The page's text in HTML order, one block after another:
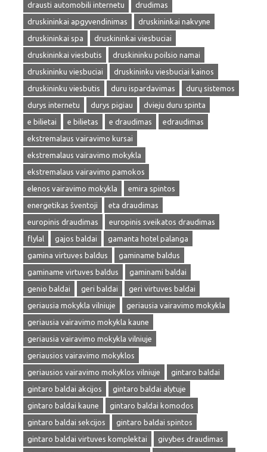
drausti automobili internetu
drudimas
druskininkai apgyvendinimas
druskininkai nakvyne
druskininkai spa
druskininkai viesbuciai
druskininkai viesbutis
druskininku poilsio namai
druskininku viesbuciai
druskininku viesbuciai kainos
druskininku viesbutis
duru ispardavimas
durų sistemos
durys internetu
durys pigiau
dvieju duru spinta
e bilietai
e bilietas e draudimas
edraudimas
ekstremalaus vairavimo kursai
ekstremalaus vairavimo mokykla
ekstremalaus vairavimo pamokos
elenos vairavimo mokykla
emira spintos
energetikas šventoji
eta draudimas
europinis draudimas
europinis sveikatos draudimas
flylal
gajos baldai
gamanta hotel palanga
gamina virtuves baldus
gaminame baldus
gaminame virtuves baldus
gaminami baldai
genio baldai
geri baldai
geri virtuves baldai
geriausia mokykla vilniuje
geriausia vairavimo mokykla
geriausia vairavimo mokykla kaune
geriausia vairavimo mokykla vilniuje
geriausios vairavimo mokyklos
geriausios vairavimo mokyklos vilniuje
gintaro baldai
gintaro baldai akcijos
gintaro baldai alytuje
gintaro baldai kaune
gintaro baldai komodos
gintaro baldai sekcijos
gintaro baldai spintos
gintaro baldai virtuves komplektai
givybes draudimas